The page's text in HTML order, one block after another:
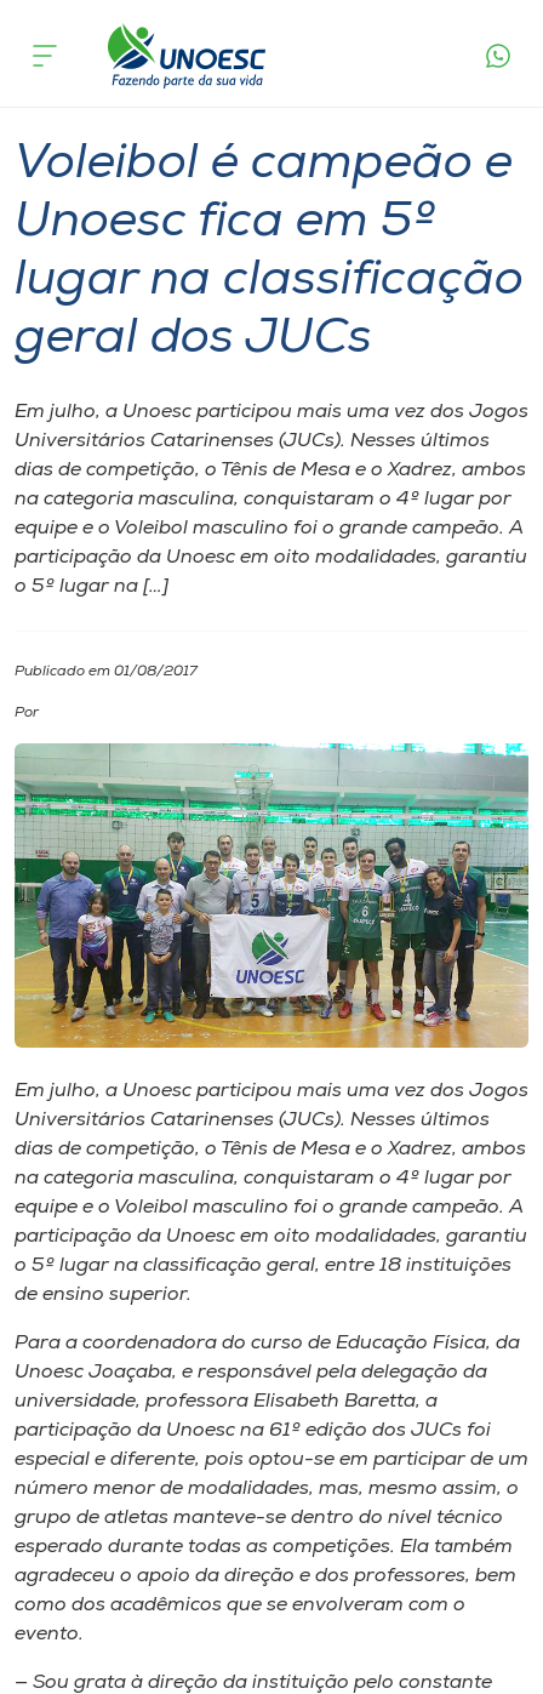
Cursos
Pesquisa
Atendimento ao Estudante
Portal de Ensino
A
Internacionalização
I.nova
Diplomados
Cultura
CPA
Biblioteca
Editora
Rádio
Museu
Unoesc
Store
o idioma
A-
acontece
Voleibol é campeão e
Unoesc fica em 5º
lugar na classificação
geral dos JUCs
Em julho, a Unoesc participou mais uma vez dos Jogos
Universitários Catarinenses (JUCs). Nesses últimos
dias de competição, o Tênis de Mesa e o Xadrez, ambos
na categoria masculina, conquistaram o 4º lugar por
equipe e o Voleibol masculino foi o grande campeão. A
participação da Unoesc em oito modalidades, garantiu
o 5º lugar na […]
Publicado em 01/08/2017
Por
Em julho, a Unoesc participou mais uma vez dos Jogos
Universitários Catarinenses (JUCs). Nesses últimos
dias de competição, o Tênis de Mesa e o Xadrez, ambos
na categoria masculina, conquistaram o 4º lugar por
equipe e o Voleibol masculino foi o grande campeão. A
participação da Unoesc em oito modalidades, garantiu
o 5º lugar na classificação geral, entre 18 instituições
de ensino superior.
Para a coordenadora do curso de Educação Física, da
Unoesc Joaçaba, e responsável pela delegação da
universidade, professora Elisabeth Baretta, a
participação da Unoesc na 61º edição dos JUCs foi
especial e diferente, pois optou-se em participar de um
número menor de modalidades, mas, mesmo assim, o
grupo de atletas manteve-se dentro do nível técnico
esperado durante todas as competições. Ela também
agradeceu o apoio da direção e dos professores, bem
como dos acadêmicos que se envolveram com o
evento.
— Sou grata à direção da instituição pelo constante